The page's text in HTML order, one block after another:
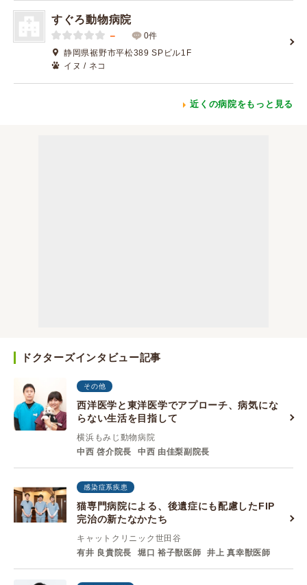
すぐろ動物病院
－
0件
静岡県裾野市平松389 SPビル1F
イヌ / ネコ
近くの病院をもっと見る
ドクターズインタビュー記事
その他
西洋医学と東洋医学でアプローチ、病気にな
らない生活を目指して
横浜もみじ動物病院
中西 啓介院長
中西 由佳梨副院長
感染症系疾患
猫専門病院による、後遺症にも配慮したFIP
完治の新たなかたち
キャットクリニック世田谷
有井 良貴院長
堀口 裕子獣医師 井上 真幸獣医師